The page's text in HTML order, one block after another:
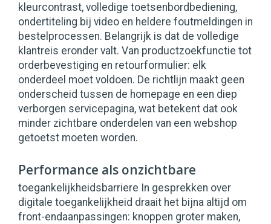
kleurcontrast, volledige toetsenbordbediening,
ondertiteling bij video en heldere foutmeldingen in
bestelprocessen. Belangrijk is dat de volledige
klantreis eronder valt. Van productzoekfunctie tot
orderbevestiging en retourformulier: elk
onderdeel moet voldoen. De richtlijn maakt geen
onderscheid tussen de homepage en een diep
verborgen servicepagina, wat betekent dat ook
minder zichtbare onderdelen van een webshop
getoetst moeten worden.
Performance als onzichtbare
toegankelijkheidsbarriere In gesprekken over
digitale toegankelijkheid draait het bijna altijd om
front-endaanpassingen: knoppen groter maken,